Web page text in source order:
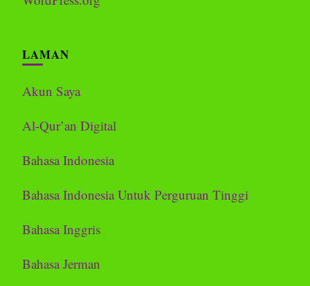
LAMAN
Akun Saya
Al-Qur’an Digital
Bahasa Indonesia
Bahasa Indonesia Untuk Perguruan Tinggi
Bahasa Inggris
Bahasa Jerman